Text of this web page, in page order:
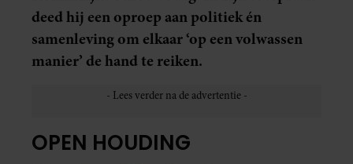
deed hij een oproep aan politiek én
samenleving om elkaar ‘op een volwassen
manier’ de hand te reiken.
OPEN HOUDING